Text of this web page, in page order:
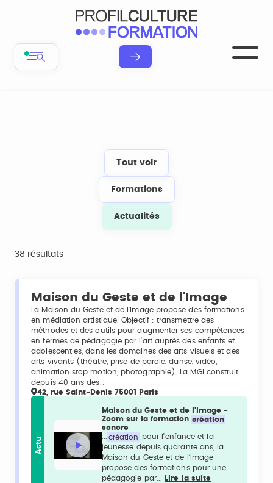
Tout voir
Formations
Actualités
38 résultats
Maison du Geste et de l'Image
La Maison du Geste et de l'Image propose des formations
en médiation artistique. Objectif : transmettre des
méthodes et des outils pour augmenter ses compétences
en termes de pédagogie par l’art auprès des enfants et
adolescent·es, dans les domaines des arts visuels et des
arts vivants (théâtre, prise de parole, danse, vidéo,
animation stop motion, photographie). La MGI construit
depuis 40 ans des…
42, rue Saint-Denis 75001 Paris
Actu
Maison du Geste et de l'Image -
Zoom sur la formation création
sonore
création
pour l’enfance et la
jeunesse depuis quarante ans, la
Maison du Geste et de l’Image
propose des formations pour une
pédagogie par...
Lire la suite